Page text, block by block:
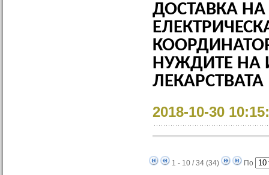
ДОСТАВКА
НУЖДИТЕ НА
ЛЕКАРСТВАТА
2018-10-30
1 - 10 / 34 (34) По